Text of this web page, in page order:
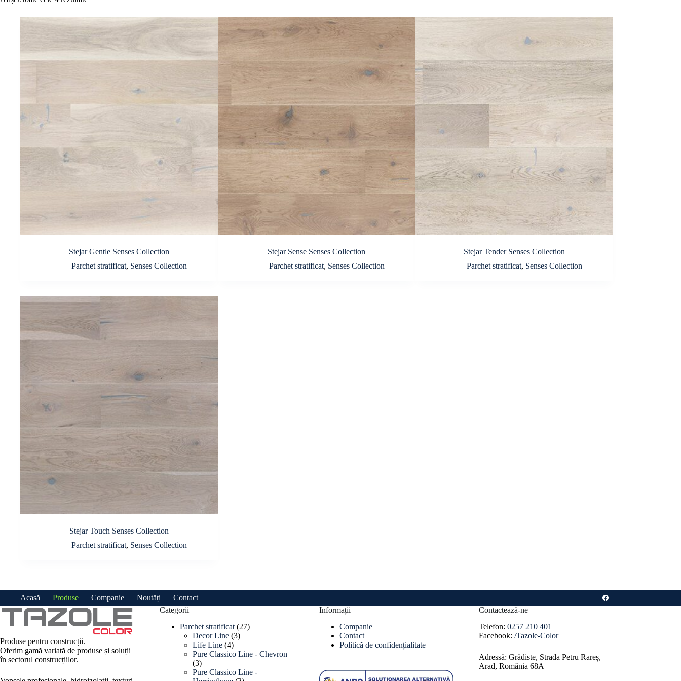
Stejar Gentle Senses Collection
Parchet stratificat, Senses Collection
Stejar Sense Senses Collection
Parchet stratificat, Senses Collection
Stejar Tender Senses Collection
Parchet stratificat, Senses Collection
Stejar Touch Senses Collection
Parchet stratificat, Senses Collection
Acasă Produse Companie Noutăți Contact
Produse pentru construcții.
Oferim gamă variată de produse și soluții
în sectorul construcțiilor.
Categorii
Parchet stratificat 2727
Decor Line 33
Life Line 44
produse
Pure Classico Line - Chevron
33
produse
Pure Classico Line -
Informații
Companie
Contact
Politică de confidențialitate
Contactează-ne
Telefon: 0257 210 401
Facebook: /Tazole-Color
Adressă: Grădiste, Strada Petru Rareș,
Arad, România 68A